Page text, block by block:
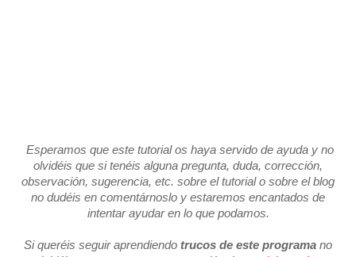
Esperamos que este tutorial os haya servido de ayuda y no
olvidéis que si tenéis alguna pregunta, duda, corrección,
observación, sugerencia, etc. sobre el tutorial o sobre el blog
no dudéis en comentárnoslo y estaremos encantados de
intentar ayudar en lo que podamos.
Si queréis seguir aprendiendo trucos de este programa no